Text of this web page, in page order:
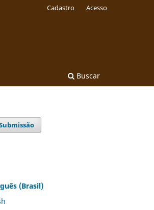
Buscar
Cadastro Acesso
(Brasil)